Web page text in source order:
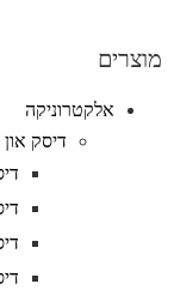
מוצרים
אלקטרוניקה
דיסק און